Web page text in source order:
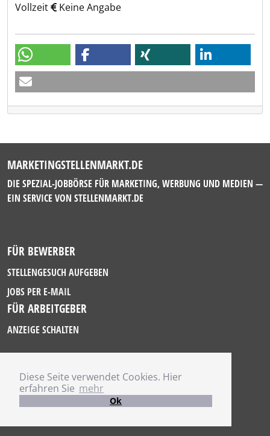
Diese Seite verwendet Cookies. Hier
erfahren Sie mehr
Ok
Vollzeit
Keine Angabe
MARKETINGSTELLENMARKT.DE
DIE SPEZIAL-JOBBÖRSE FÜR MARKETING, WERBUNG UND MEDIEN —
EIN SERVICE VON STELLENMARKT.DE
FÜR BEWERBER
STELLENGESUCH AUFGEBEN
JOBS PER E-MAIL
FÜR ARBEITGEBER
ANZEIGE SCHALTEN
IMPRESSUM
DATENSCHUTZ